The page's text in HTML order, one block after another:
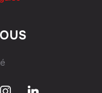
instagramlinkedin